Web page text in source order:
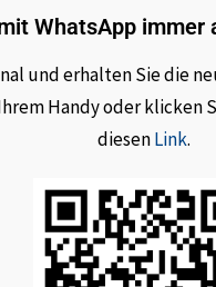
WhatsApp immer
und erhalten Sie die
Handy oder
diesenLink.